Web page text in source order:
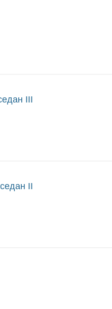
III
II